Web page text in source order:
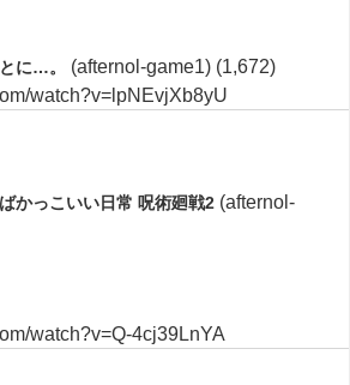
に…。 (afternol-game1) (1,672)
watch?v=lpNEvjXb8yU
ばかっこいい日常 呪術廻戦2 (afternol-
watch?v=Q-4cj39LnYA